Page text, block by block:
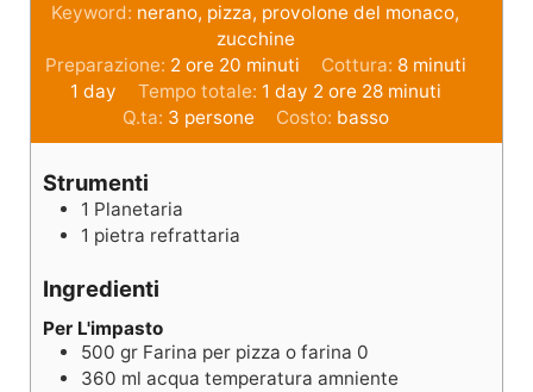
Keyword: nerano, pizza, provolone del monaco,
zucchine
Preparazione: 2 ore 20 minuti Cottura: 8 minuti
1 day Tempo totale: 1 day 2 ore 28 minuti
Q.ta: 3 persone Costo: basso
Strumenti
1 Planetaria
1 pietra refrattaria
Ingredienti
Per L'impasto
500 gr Farina per pizza o farina 0
360 ml acqua temperatura amniente